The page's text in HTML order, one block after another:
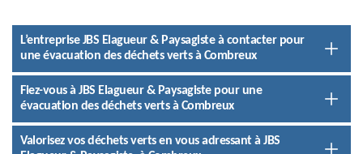
L’entreprise JBS Elagueur & Paysagiste à contacter pour
une évacuation des déchets verts à Combreux
Fiez-vous à JBS Elagueur & Paysagiste pour une
évacuation des déchets verts à Combreux
Valorisez vos déchets verts en vous adressant à JBS